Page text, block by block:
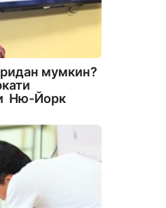
мумкин?
Ню-Йорк